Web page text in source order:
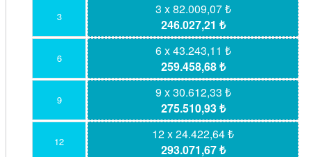
3
3 x 82.009,07 ₺
246.027,21 ₺
6
6 x 43.243,11 ₺
259.458,68 ₺
9
9 x 30.612,33 ₺
275.510,93 ₺
12
12 x 24.422,64 ₺
293.071,67 ₺